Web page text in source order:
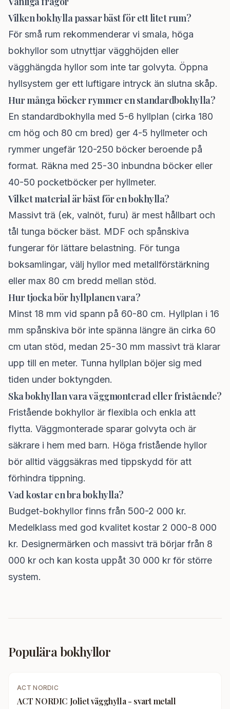
Vilken bokhylla passar bäst för ett litet rum?
För små rum rekommenderar vi smala, höga
bokhyllor som utnyttjar vägghöjden eller
vägghängda hyllor som inte tar golvyta. Öppna
hyllsystem ger ett luftigare intryck än slutna skåp.
Hur många böcker rymmer en standardbokhylla?
En standardbokhylla med 5-6 hyllplan (cirka 180
cm hög och 80 cm bred) ger 4-5 hyllmeter och
rymmer ungefär 120-250 böcker beroende på
format. Räkna med 25-30 inbundna böcker eller
40-50 pocketböcker per hyllmeter.
Vilket material är bäst för en bokhylla?
Massivt trä (ek, valnöt, furu) är mest hållbart och
tål tunga böcker bäst. MDF och spånskiva
fungerar för lättare belastning. För tunga
boksamlingar, välj hyllor med metallförstärkning
eller max 80 cm bredd mellan stöd.
Hur tjocka bör hyllplanen vara?
Minst 18 mm vid spann på 60-80 cm. Hyllplan i 16
mm spånskiva bör inte spänna längre än cirka 60
cm utan stöd, medan 25-30 mm massivt trä klarar
upp till en meter. Tunna hyllplan böjer sig med
tiden under boktyngden.
Ska bokhyllan vara väggmonterad eller fristående?
Fristående bokhyllor är flexibla och enkla att
flytta. Väggmonterade sparar golvyta och är
säkrare i hem med barn. Höga fristående hyllor
bör alltid väggsäkras med tippskydd för att
förhindra tippning.
Vad kostar en bra bokhylla?
Budget-bokhyllor finns från 500-2 000 kr.
Medelklass med god kvalitet kostar 2 000-8 000
kr. Designermärken och massivt trä börjar från 8
000 kr och kan kosta uppåt 30 000 kr för större
system.
Populära bokhyllor
ACT NORDIC
ACT NORDIC Joliet vägghylla - svart metall